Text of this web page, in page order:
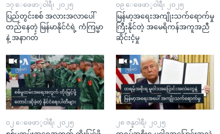
၁၇ ေဖေဖာ္၀ါရီ၊ ၂၀၂၅
ပြည်တွင်းစစ် အလားအလာပေါ်
တည်နေတဲ့ မြန်မာနိုင်ငံရဲ့ ကံကြမ္မာ
နဲ့ အနာဂတ်
၀၉ ေဖေဖာ္၀ါရီ၊ ၂၀၂၅
မြန်မာ့အရေးအကျိုးသက်ရောက်မှု
ကြီးနိုင်တဲ့ အမေရိကန်အကူအညီ
ဆိုင်းငံ့မှု
၀၂ ေဖေဖာ္၀ါရီ၊ ၂၀၂၅ ၂၈ ဇန္နဝါရီ၊ ၂၀၂၅